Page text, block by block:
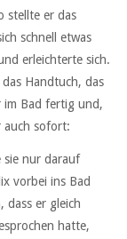
stellte er das
schnell etwas
erleichterte sich.
Handtuch, das
im Bad fertig und,
auch sofort:
sie nur darauf
vorbei ins Bad
dass er gleich
hatte,